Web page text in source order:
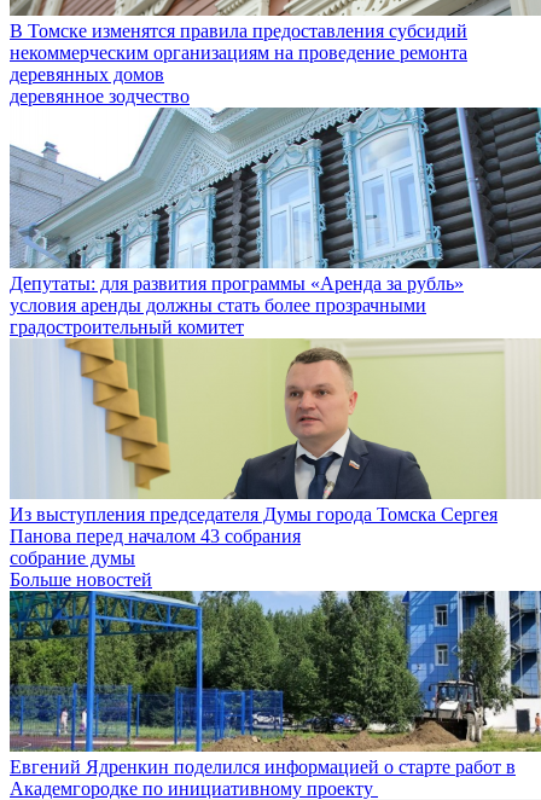
В Томске изменятся правила предоставления субсидий
некоммерческим организациям на проведение ремонта
деревянных домов
деревянное зодчество
Депутаты: для развития программы «Аренда за рубль»
условия аренды должны стать более прозрачными
градостроительный комитет
Из выступления председателя Думы города Томска Сергея
Панова перед началом 43 собрания
собрание думы
Больше новостей
Евгений Ядренкин поделился информацией о старте работ в
Академгородке по инициативному проекту